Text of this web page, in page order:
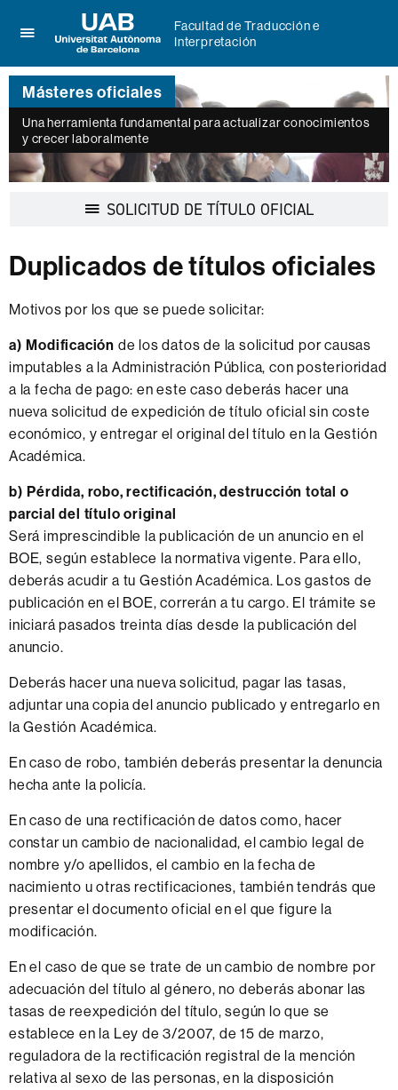
aquí
para
desplegar
el
menú
de
Facultad
Traducción
Universitat
Autònoma
de
Barcelona
Facultad de Traducción e
Interpretación
Másteres oficiales
Una herramienta fundamental para actualizar conocimientos
y crecer laboralmente
SOLICITUD DE TÍTULO OFICIAL
Duplicados de títulos oficiales
Motivos por los que se puede solicitar:
a) Modificación de los datos de la solicitud por causas
imputables a la Administración Pública, con posterioridad
a la fecha de pago: en este caso deberás hacer una
nueva solicitud de expedición de título oficial sin coste
económico, y entregar el original del título en la Gestión
Académica.
b) Pérdida, robo, rectificación, destrucción total o
parcial del título original
Será imprescindible la publicación de un anuncio en el
BOE, según establece la normativa vigente. Para ello,
deberás acudir a tu Gestión Académica. Los gastos de
publicación en el BOE, correrán a tu cargo. El trámite se
iniciará pasados treinta días desde la publicación del
anuncio.
Deberás hacer una nueva solicitud, pagar las tasas,
adjuntar una copia del anuncio publicado y entregarlo en
la Gestión Académica.
En caso de robo, también deberás presentar la denuncia
hecha ante la policía.
En caso de una rectificación de datos como, hacer
constar un cambio de nacionalidad, el cambio legal de
nombre y/o apellidos, el cambio en la fecha de
nacimiento u otras rectificaciones, también tendrás que
presentar el documento oficial en el que figure la
modificación.
En el caso de que se trate de un cambio de nombre por
adecuación del título al género, no deberás abonar las
tasas de reexpedición del título, según lo que se
establece en la Ley de 3/2007, de 15 de marzo,
reguladora de la rectificación registral de la mención
relativa al sexo de las personas, en la disposición